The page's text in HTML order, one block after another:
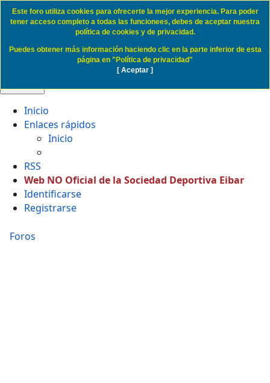
Politica de Cookies SD Eibar
Inicio
Enlaces rápidos
Inicio
RSS
Web NO Oficial de la Sociedad Deportiva Eibar
Identificarse
Registrarse
Foros
Este foro utiliza cookies para ofrecerte la mejor experiencia. Para poder
tener acceso completo a todas las funcionees, debes de aceptar nuestra
política de cookies y de privacidad.
Puedes obtener más información haciendo clic en la parte inferior de esta
página en "Política de privacidad"
[ Aceptar ]